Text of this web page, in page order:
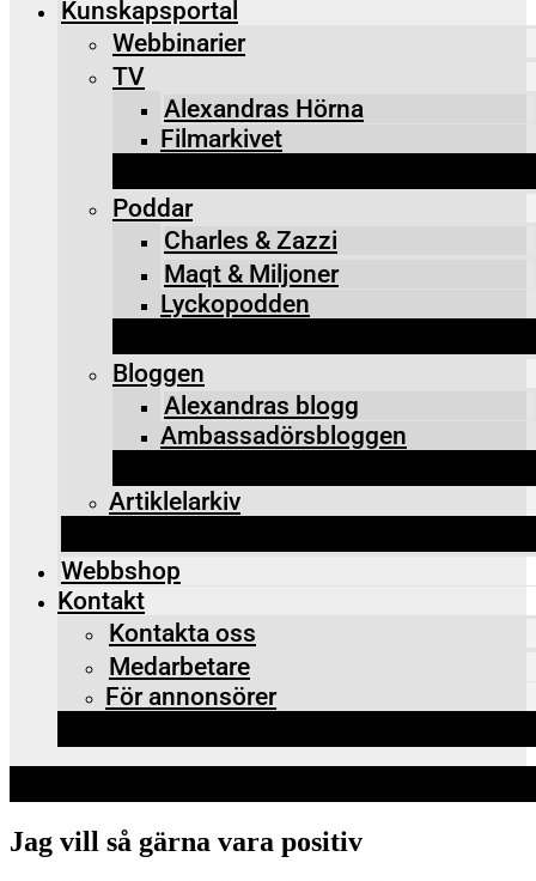
Kunskapsportal
Webbinarier
TV
Alexandras Hörna
Filmarkivet
Poddar
Charles & Zazzi
Maqt & Miljoner
Lyckopodden
Bloggen
Alexandras blogg
Ambassadörsbloggen
Artiklelarkiv
Webbshop
Kontakt
Kontakta oss
Medarbetare
För annonsörer
Jag vill så gärna vara positiv